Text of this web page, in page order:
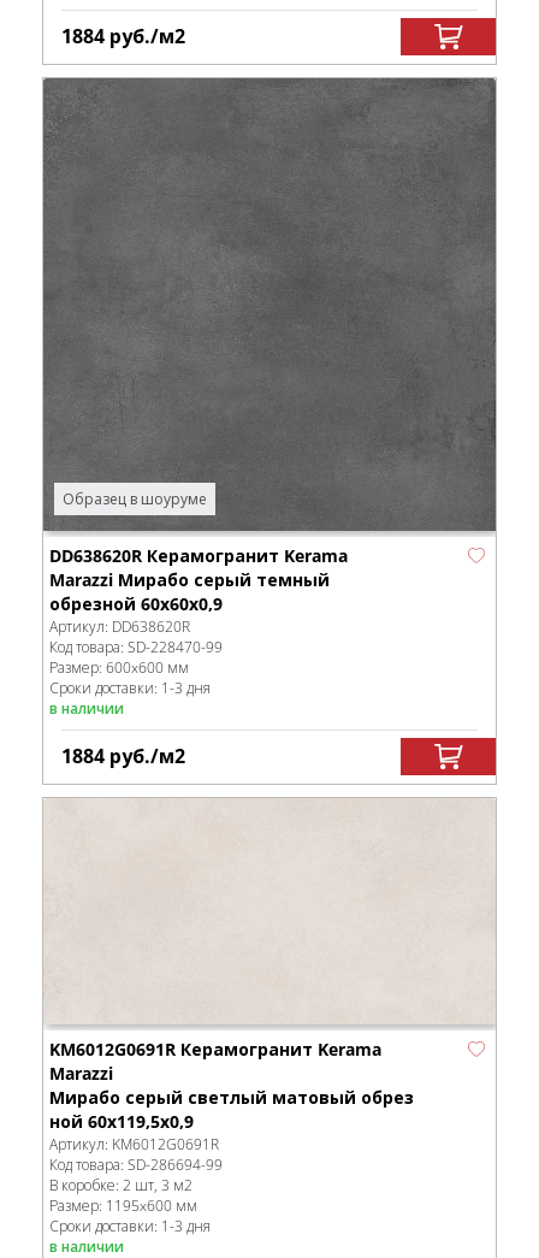
1884 руб./м2
Образец в шоуруме
DD638620R Керамогранит Kerama
Marazzi Мирабо серый темный
обрезной 60x60x0,9
Артикул: DD638620R
Код товара: SD-228470-99
Размер: 600x600 мм
Сроки доставки: 1-3 дня
в наличии
1884 руб./м2
KM6012G0691R Керамогранит Kerama
Marazzi
Мирабо серый светлый матовый обрез
ной 60x119,5x0,9
Артикул: KM6012G0691R
Код товара: SD-286694-99
В коробке: 2 шт, 3 м2
Размер: 1195x600 мм
Сроки доставки: 1-3 дня
в наличии